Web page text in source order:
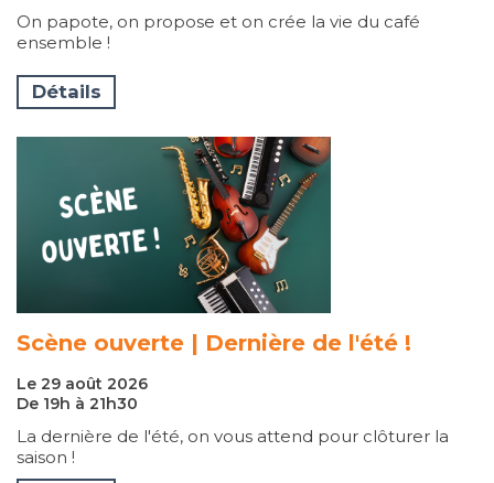
On papote, on propose et on crée la vie du café
ensemble !
Détails
Scène ouverte | Dernière de l'été !
Le 29 août 2026
De 19h à 21h30
La dernière de l'été, on vous attend pour clôturer la
saison !